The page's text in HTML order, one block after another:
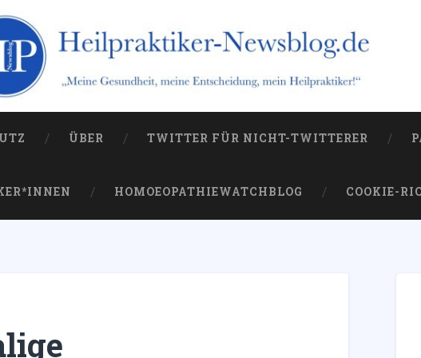
Kampagne gegen sie
ÜBER TWITTER FÜR NICHT-TWITTERER
HOMOEOPATHIEWATCHBLOG COOKIE-